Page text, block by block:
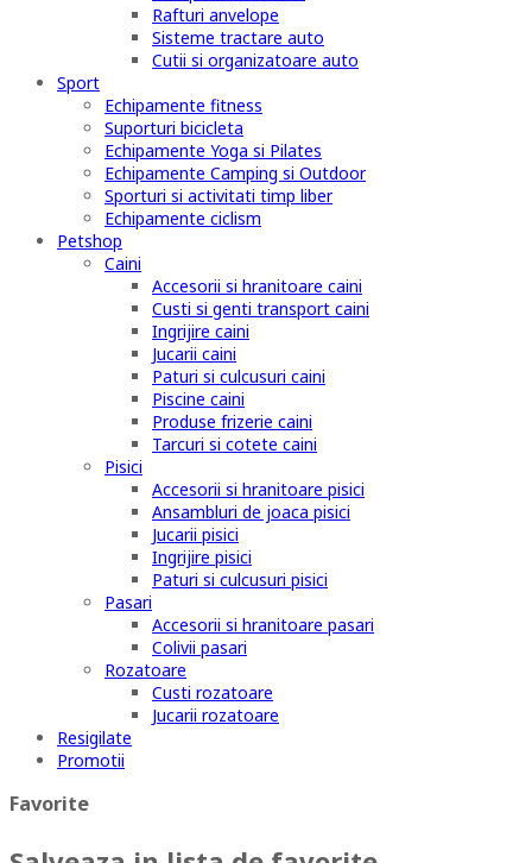
Rafturi anvelope
Sisteme tractare auto
Cutii si organizatoare auto
Sport
Echipamente fitness
Suporturi bicicleta
Echipamente Yoga si Pilates
Echipamente Camping si Outdoor
Sporturi si activitati timp liber
Echipamente ciclism
Petshop
Caini
Accesorii si hranitoare caini
Custi si genti transport caini
Ingrijire caini
Jucarii caini
Paturi si culcusuri caini
Piscine caini
Produse frizerie caini
Tarcuri si cotete caini
Pisici
Accesorii si hranitoare pisici
Ansambluri de joaca pisici
Jucarii pisici
Ingrijire pisici
Paturi si culcusuri pisici
Pasari
Accesorii si hranitoare pasari
Colivii pasari
Rozatoare
Custi rozatoare
Jucarii rozatoare
Resigilate
Promotii
Favorite